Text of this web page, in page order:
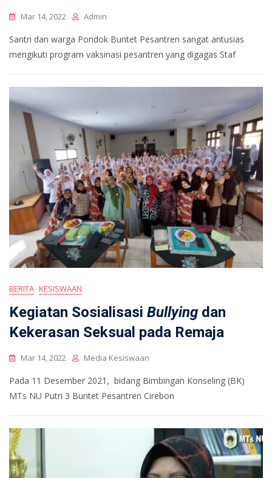
Mar 14, 2022 Admin
Santri dan warga Pondok Buntet Pesantren sangat antusias
mengikuti program vaksinasi pesantren yang digagas Staf
BERITA KESISWAAN
Kegiatan Sosialisasi Bullying dan
Kekerasan Seksual pada Remaja
Mar 14, 2022 Media Kesiswaan
Pada 11 Desember 2021, bidang Bimbingan Konseling (BK)
MTs NU Putri 3 Buntet Pesantren Cirebon